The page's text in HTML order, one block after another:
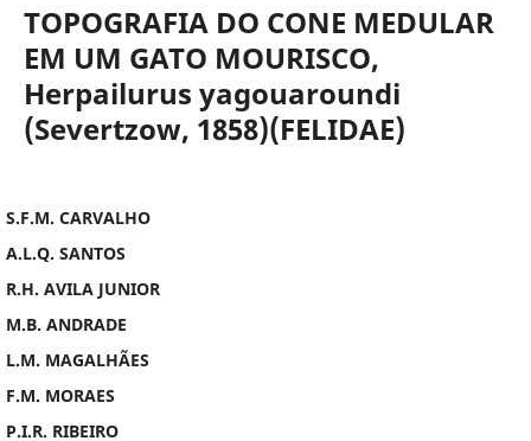
TOPOGRAFIA DO CONE MEDULAR
EM UM GATO MOURISCO,
Herpailurus yagouaroundi
(Severtzow, 1858)(FELIDAE)
S.F.M. CARVALHO
A.L.Q. SANTOS
R.H. AVILA JUNIOR
M.B. ANDRADE
L.M. MAGALHÃES
F.M. MORAES
P.I.R. RIBEIRO